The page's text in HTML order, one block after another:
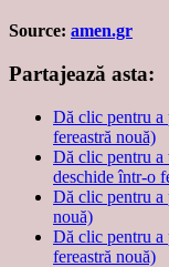
Source: amen.gr
Partajează asta:
Dă clic pentru a
fereastră nouă)
Dă clic pentru a
deschide într-o
Dă clic pentru a
nouă)
Dă clic pentru a
fereastră nouă)